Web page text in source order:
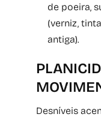
de poeira,
(verniz,
antiga).
Desníveis